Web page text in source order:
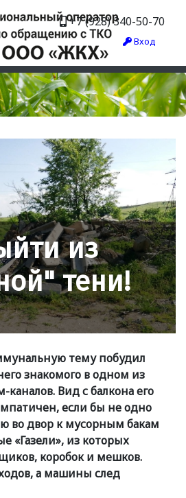
+7 (928) 340-50-70
Вход
из
тени!
тему побудил
знакомого в одном из
Вид с балкона его
если бы не одно
во двор к мусорным бакам
«Газели», из которых
коробок и мешков.
а машины след